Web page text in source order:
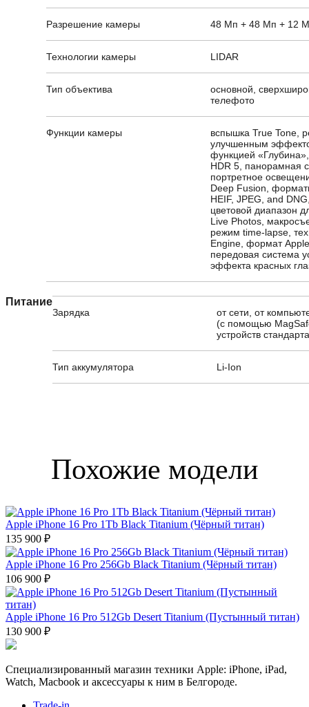
Разрешение камеры 48 Мп + 48 Мп + 12
Технологии камеры LIDAR
Тип объектива
основной,
телефото
Функции камеры
вспышка True Tone,
улучшенным
функцией
HDR 5, панорамная
портретное
Deep Fusion,
HEIF, JPEG, and
цветовой диапазон
Live Photos,
режим time-lapse,
Engine, формат
передовая система
эффекта красных
Питание
Зарядка
от сети, от
(с помощью
устройств
Тип аккумулятора Li-Ion
Похожие модели
Apple iPhone 16 Pro 1Tb Black Titanium (Чёрный титан)
135 900 ₽
Apple iPhone 16 Pro 256Gb Black Titanium (Чёрный титан)
106 900 ₽
Apple iPhone 16 Pro 512Gb Desert Titanium (Пустынный титан)
130 900 ₽
Специализированный магазин техники Apple: iPhone, iPad,
Watch, Macbook и аксессуары к ним в Белгороде.